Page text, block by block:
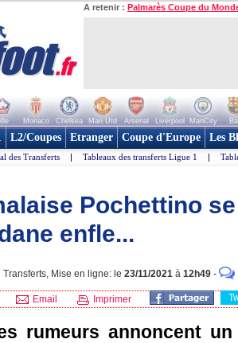
A retenir : Palmarès Coupe du
Monaco Chelsea Man Utd Arsenal Liverpool ManCity
L2/Coupes Etranger Coupe d'Europe Les
des Transferts | Tableaux des transferts Ligue 1 |
Pochettino
enfle...
Transferts, Mise en ligne: le 23/11/2021 à 12h49 -
Email Imprimer
rumeurs annoncent